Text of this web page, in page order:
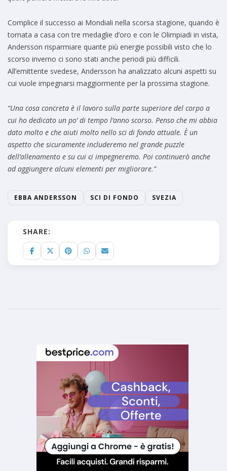
Complice il successo ai Mondiali nella scorsa stagione, quando è
tornata a casa con tre medaglie d’oro e con le Olimpiadi in vista,
Andersson risparmiare quante più energie possibili visto che lo
scorso inverno ci sono stati anche periodi più difficili.
All’emittente svedese, Andersson ha analizzato alcuni aspetti su
cui vuole impegnarsi maggiormente per la prossima stagione.
“Una cosa concreta è il lavoro sulla parte superiore del corpo a
cui ho dedicato un po’ di tempo l’anno scorso. Penso che mi abbia
dato molto e che aiuti molto nello sci di fondo attuale. È un
aspetto che sicuramente includeremo nel grande puzzle
dell’allenamento e su cui ci impegneremo. Poi continuerò anche
ad aggiungere alcuni elementi per migliorare.”
EBBA ANDERSSON SCI DI FONDO SVEZIA
SHARE: